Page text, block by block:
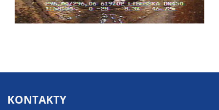
KONTAKTY
Reklamní cookies
používáme my